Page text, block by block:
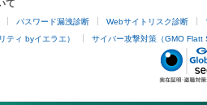
て
パスワード漏洩診断 Webサイトリスク診断
ティ byイエラエ） サイバー攻撃対策（GMO Flatt